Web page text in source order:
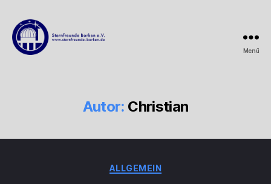
Menü
Autor: Christian
Kategorien
ALLGEMEIN